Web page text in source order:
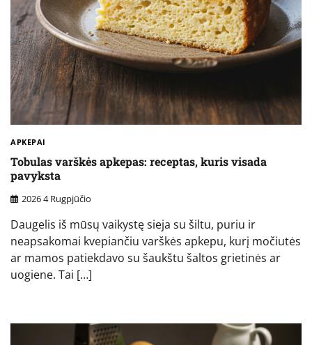
APKEPAI
Tobulas varškės apkepas: receptas, kuris visada
pavyksta
2026 4 Rugpjūčio
Daugelis iš mūsų vaikystę sieja su šiltu, puriu ir
neapsakomai kvepiančiu varškės apkepu, kurį močiutės
ar mamos patiekdavo su šaukštu šaltos grietinės ar
uogiene. Tai […]